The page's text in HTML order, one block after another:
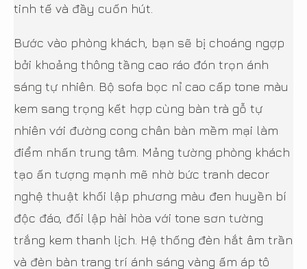
tinh tế và đầy cuốn hút.
Bước vào phòng khách, bạn sẽ bị choáng ngợp
bởi khoảng thông tầng cao ráo đón trọn ánh
sáng tự nhiên. Bộ sofa bọc nỉ cao cấp tone màu
kem sang trọng kết hợp cùng bàn trà gỗ tự
nhiên với đường cong chân bàn mềm mại làm
điểm nhấn trung tâm. Mảng tường phòng khách
tạo ấn tượng mạnh mẽ nhờ bức tranh decor
nghệ thuật khối lập phương màu đen huyền bí
độc đáo, đối lập hài hòa với tone sơn tường
trắng kem thanh lịch. Hệ thống đèn hắt âm trần
và đèn bàn trang trí ánh sáng vàng ấm áp tô